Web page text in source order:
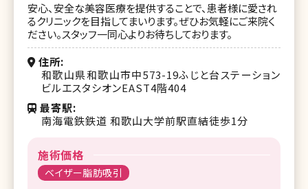
安心、安全な美容医療を提供することで、患者様に愛され
るクリニックを目指してまいります。ぜひお気軽にご来院く
ださい。スタッフ一同心よりお待ちしております。
住所
和歌山県和歌山市中573-19ふじと台ステーション
ビルエスタシオンEAST4階404
最寄駅
南海電鉄鉄道 和歌山大学前駅直結徒歩1分
施術価格
ベイザー脂肪吸引